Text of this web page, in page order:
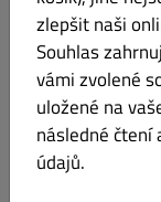
Heslo
Zapamatovat
přihlašovací
zlepšit naši
Souhlas
vámi zvolené
uložené na
následné čtení
údajů.